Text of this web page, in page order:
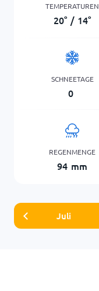
TEMPERATUREN
20° / 14°
SCHNEETAGE
0
REGENMENGE
94 mm
Juli